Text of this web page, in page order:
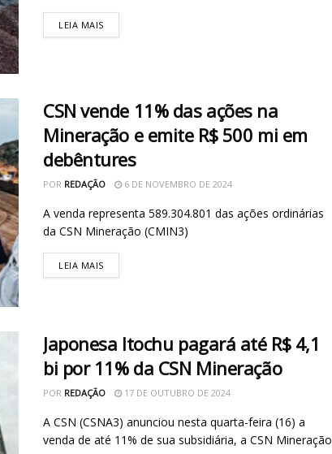
LEIA MAIS
CSN vende 11% das ações na
Mineração e emite R$ 500 mi em
debêntures
POR REDAÇÃO 6 DE NOVEMBRO DE 2024
A venda representa 589.304.801 das ações ordinárias
da CSN Mineração (CMIN3)
LEIA MAIS
Japonesa Itochu pagará até R$ 4,1
bi por 11% da CSN Mineração
POR REDAÇÃO 17 DE OUTUBRO DE 2024
A CSN (CSNA3) anunciou nesta quarta-feira (16) a
venda de até 11% de sua subsidiária, a CSN Mineração